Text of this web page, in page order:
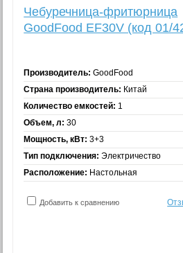
Чебуречница-фритюрница
GoodFood EF30V (код 01/
Производитель: GoodFood
Страна производитель: Китай
Количество емкостей: 1
Объем, л: 30
Мощность, кВт: 3+3
Тип подключения: Электричество
Расположение: Настольная
Добавить к сравнению